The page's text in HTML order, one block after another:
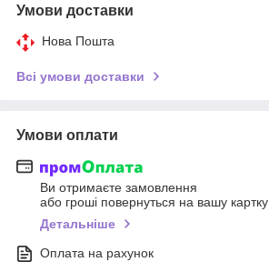
Умови доставки
Нова Пошта
Всі умови доставки
Умови оплати
Ви отримаєте замовлення
або гроші повернуться на вашу картку
Детальніше
Оплата на рахунок